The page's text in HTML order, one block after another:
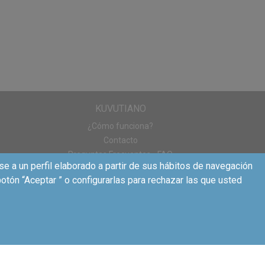
KUVUTIANO
¿Cómo funciona?
Contacto
Preguntas Frecuentes - FAQ
a un perfil elaborado a partir de sus hábitos de navegación
“Aceptar ” o configurarlas para rechazar las que usted